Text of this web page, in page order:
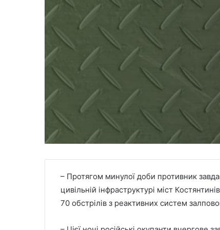
– Протягом минулої доби противник
цивільній інфраструктурі міст
70 обстрілів з реактивних систем